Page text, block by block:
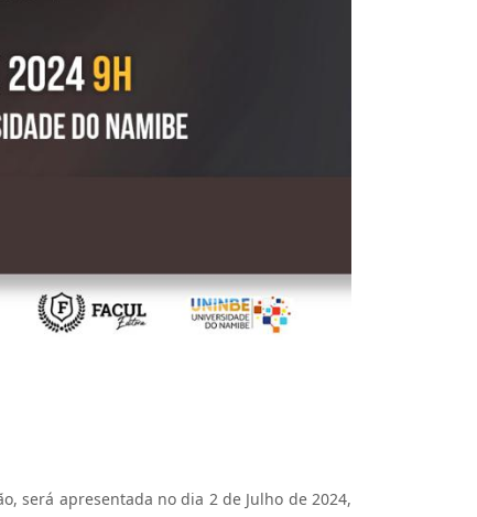
será apresentada no dia 2 de Julho de 2024,